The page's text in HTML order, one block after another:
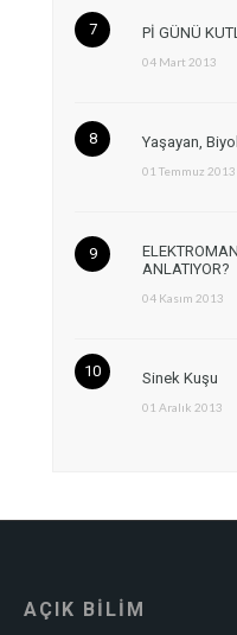
Pİ GÜNÜ
04 Mart 2013
Yaşayan,
01 Temmuz 2013
ANLATIYOR?
04 Kasım 2013
Sinek Kuşu
01 Aralık 2013
AÇIK BİLİM